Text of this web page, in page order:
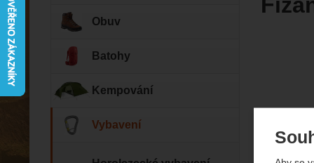
Obuv
Batohy
Kempování
Vybavení